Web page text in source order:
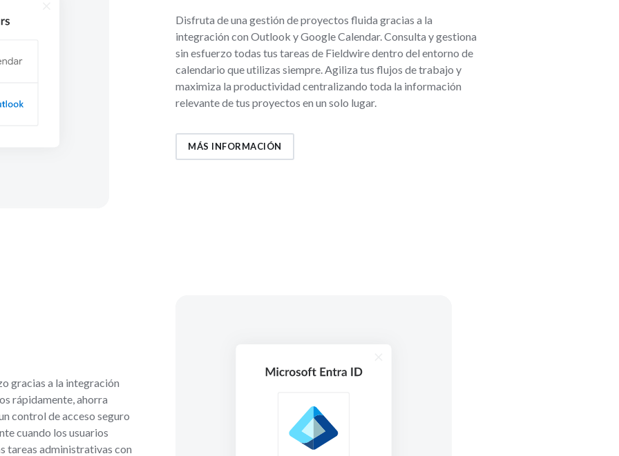
Disfruta de una gestión de proyectos fluida gracias a la
integración con Outlook y Google Calendar. Consulta y gestiona
sin esfuerzo todas tus tareas de Fieldwire dentro del entorno de
calendario que utilizas siempre. Agiliza tus flujos de trabajo y
maximiza la productividad centralizando toda la información
relevante de tus proyectos en un solo lugar.
MÁS INFORMACIÓN
gracias a la integración
rápidamente, ahorra
control de acceso seguro
cuando los usuarios
tareas administrativas con